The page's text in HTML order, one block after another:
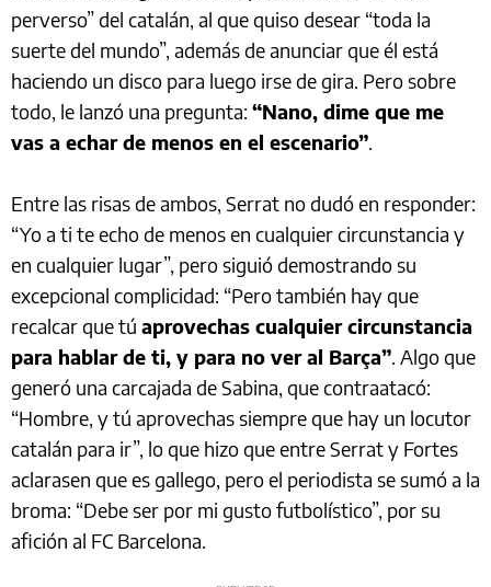
perverso” del catalán, al que quiso desear “toda la
suerte del mundo”, además de anunciar que él está
haciendo un disco para luego irse de gira. Pero sobre
todo, le lanzó una pregunta: “Nano, dime que me
vas a echar de menos en el escenario”.
Entre las risas de ambos, Serrat no dudó en responder:
“Yo a ti te echo de menos en cualquier circunstancia y
en cualquier lugar”, pero siguió demostrando su
excepcional complicidad: “Pero también hay que
recalcar que tú aprovechas cualquier circunstancia
para hablar de ti, y para no ver al Barça”. Algo que
generó una carcajada de Sabina, que contraatacó:
“Hombre, y tú aprovechas siempre que hay un locutor
catalán para ir”, lo que hizo que entre Serrat y Fortes
aclarasen que es gallego, pero el periodista se sumó a la
broma: “Debe ser por mi gusto futbolístico”, por su
afición al FC Barcelona.